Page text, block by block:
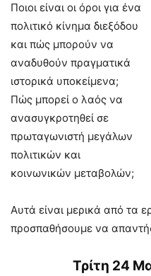
Ποιοι είναι οι όροι για ένα
πολιτικό κίνημα διεξόδου
και πώς μπορούν να
αναδυθούν πραγματικά
ιστορικά υποκείμενα;
Πώς μπορεί ο λαός να
ανασυγκροτηθεί σε
πρωταγωνιστή μεγάλων
πολιτικών και
κοινωνικών μεταβολών;
Αυτά είναι μερικά από τα
προσπαθήσουμε να
Τρίτη 24